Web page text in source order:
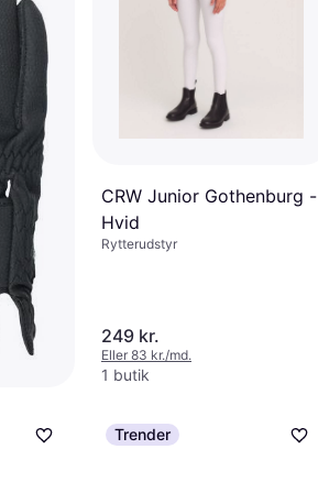
Grip"
CRW Junior Gothenburg -
Hvid
Rytterudstyr
249 kr.
Eller 83 kr./md.
1 butik
Trender